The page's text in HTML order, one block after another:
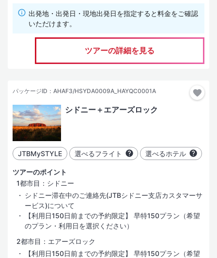
出発地・出発日・現地出発日を指定すると料金をご確認
いただけます。
ツアーの詳細を見る
パッケージID：AHAF3/HSYDA0009A_HAYQC0001A
シドニー＋エアーズロック
JTBMySTYLE 選べるフライト 選べるホテル
ツアーのポイント
1都市目：シドニー
シドニー滞在中のご連絡先(JTBシドニー支店カスタマーサ
ービス)について
【利用日150日前までの予約限定】 早特150プラン（希望
のプラン・利用日を選択ください）
2都市目：エアーズロック
【利用日150日前までの予約限定】 早特150プラン（希望